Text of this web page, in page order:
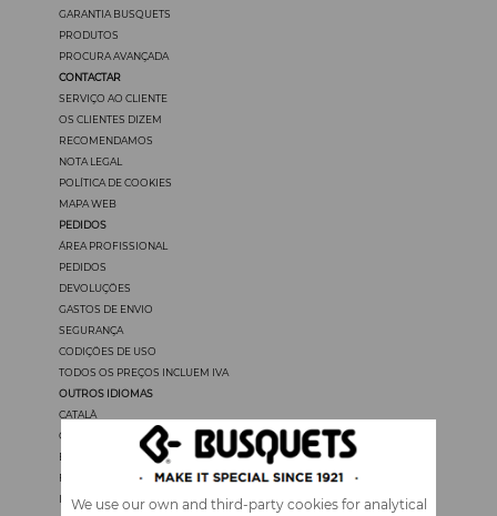
GARANTIA BUSQUETS
PRODUTOS
PROCURA AVANÇADA
CONTACTAR
SERVIÇO AO CLIENTE
OS CLIENTES DIZEM
RECOMENDAMOS
NOTA LEGAL
POLÍTICA DE COOKIES
MAPA WEB
PEDIDOS
ÁREA PROFISSIONAL
PEDIDOS
DEVOLUÇÖES
GASTOS DE ENVIO
SEGURANÇA
CODIÇÖES DE USO
TODOS OS PREÇOS INCLUEM IVA
OUTROS IDIOMAS
CATALÀ
CASTELLANO
ENGLISH
FRANÇAIS
ITALIANO
We use our own and third-party cookies for analytical